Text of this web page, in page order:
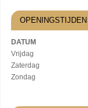
OPENINGSTIJDEN
DATUM
Vrijdag
Zaterdag
Zondag